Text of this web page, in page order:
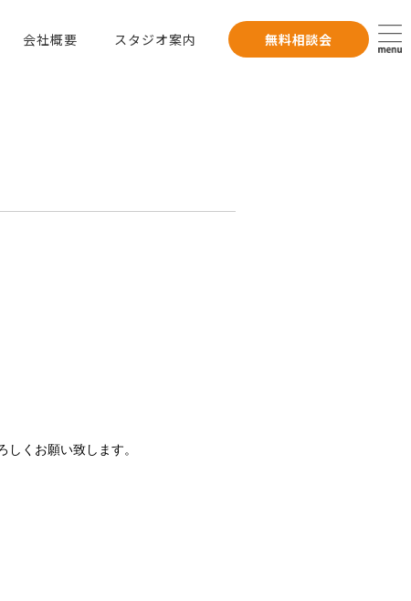
会社概要 スタジオ案内 無料相談会
しくお願い致します。